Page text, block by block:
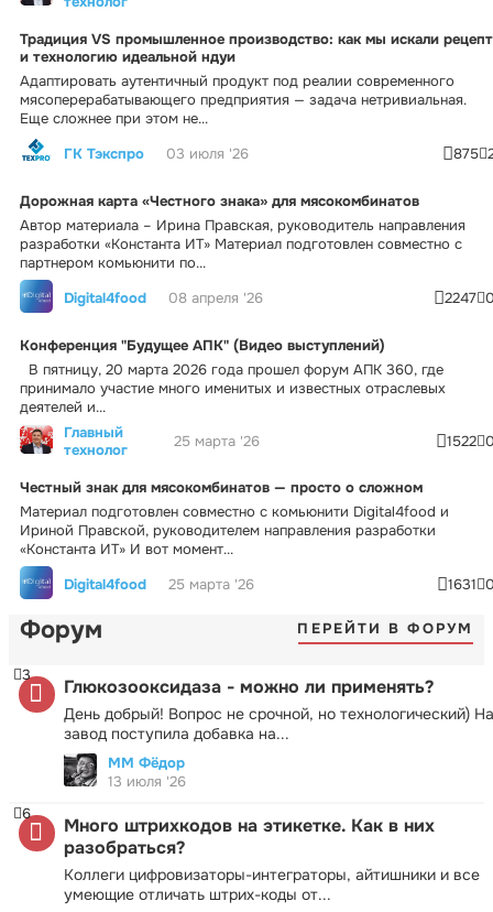
Традиция VS промышленное производство: как мы искали рецепт
и технологию идеальной ндуи
Адаптировать аутентичный продукт под реалии современного
мясоперерабатывающего предприятия — задача нетривиальная.
Еще сложнее при этом не...
ГК Тэкспро
03 июля '26 875
Дорожная карта «Честного знака» для мясокомбинатов
Автор материала – Ирина Правская, руководитель направления
разработки «Константа ИТ» Материал подготовлен совместно с
партнером комьюнити по...
Digital4food
08 апреля '26 2247
Конференция "Будущее АПК" (Видео выступлений)
В пятницу, 20 марта 2026 года прошел форум АПК 360, где
принимало участие много именитых и известных отраслевых
деятелей и...
Главный
технолог
25 марта '26 1522
Честный знак для мясокомбинатов — просто о сложном
Материал подготовлен совместно с комьюнити Digital4food и
Ириной Правской, руководителем направления разработки
«Константа ИТ» И вот момент...
Digital4food
25 марта '26 1631
Форум ПЕРЕЙТИ В ФОРУМ
Глюкозооксидаза - можно ли применять?
День добрый! Вопрос не срочной, но технологический) На
завод поступила добавка на...
3
ММ Фёдор
13 июля '26
Много штрихкодов на этикетке. Как в них
разобраться?
Коллеги цифровизаторы-интеграторы, айтишники и все
умеющие отличать штрих-коды от...
6